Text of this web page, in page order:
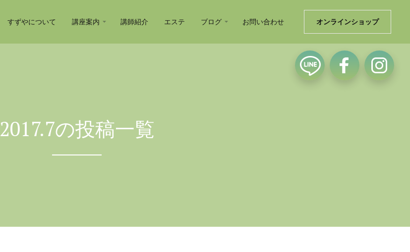
すずやについて 講座案内 講師紹介 エステ ブログ お問い合わせ オンラインショップ
2017.7の投稿一覧